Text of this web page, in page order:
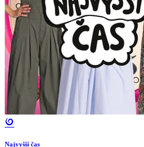
Najvyšší čas